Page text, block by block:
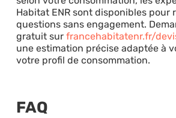
Habitat ENR sont disponibles pour
questions sans engagement.
gratuit sur francehabitatenr.fr/
une estimation précise adaptée à
votre profil de consommation.
FAQ